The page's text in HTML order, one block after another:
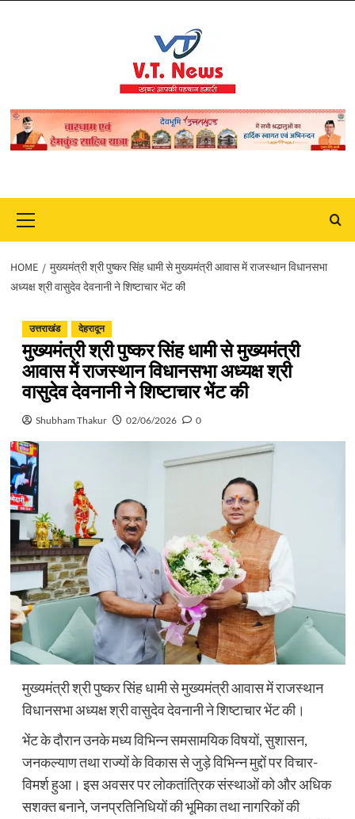
Menu
HOME
मुख्यमंत्री श्री पुष्कर सिंह धामी से मुख्यमंत्री आवास में राजस्थान विधानसभा
अध्यक्ष श्री वासुदेव देवनानी ने शिष्टाचार भेंट की
उत्तराखंड देहरादून
मुख्यमंत्री श्री पुष्कर सिंह धामी से मुख्यमंत्री
आवास में राजस्थान विधानसभा अध्यक्ष श्री
वासुदेव देवनानी ने शिष्टाचार भेंट की
Shubham Thakur 02/06/2026 0
मुख्यमंत्री श्री पुष्कर सिंह धामी से मुख्यमंत्री आवास में राजस्थान
विधानसभा अध्यक्ष श्री वासुदेव देवनानी ने शिष्टाचार भेंट की।
भेंट के दौरान उनके मध्य विभिन्न समसामयिक विषयों, सुशासन,
जनकल्याण तथा राज्यों के विकास से जुड़े विभिन्न मुद्दों पर विचार-
विमर्श हुआ। इस अवसर पर लोकतांत्रिक संस्थाओं को और अधिक
सशक्त बनाने, जनप्रतिनिधियों की भूमिका तथा नागरिकों की